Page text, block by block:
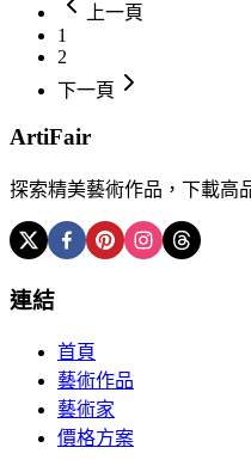
上一頁
1
2
下一頁
ArtiFair
探索精美藝術作品，下載高
連結
首頁
藝術作品
藝術家
價格方案